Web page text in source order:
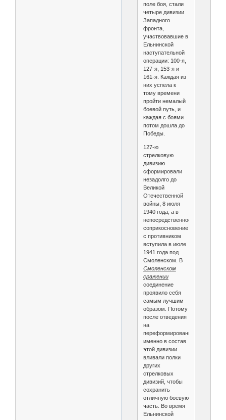
поле боя, стали
четыре дивизии
Западного
фронта,
участвовавшие в
Ельнинской
наступательной
операции: 100-я,
127-я, 153-я и
161-я. Каждая из
них успела к
тому времени
пройти немалый
боевой путь, и
каждая с боями
потом дошла до
Победы.
127-ю
стрелковую
дивизию
сформировали
незадолго до
Великой
Отечественной
войны, 8 июля
1940 года, а в
непосредственное
соприкосновение
с противником
вступила в июле
1941 года под
Смоленском. В
Смоленском
сражении
соединение
проявило себя
самым лучшим
образом. Потому
после отведения
на
переформирование
именно в состав
этой дивизии
вливали полки
других
стрелковых
дивизий, чтобы
сохранить
отличную боевую
часть. Во время
Ельнинской